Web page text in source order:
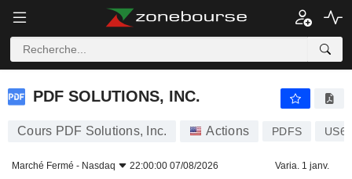
PDF SOLUTIONS, INC.
PDF SOLUTIONS, INC.
Cours PDF Solutions, Inc. Actions PDFS
Marché Fermé - Nasdaq 22:00:00 07/08/2026 Varia. 1 janv.